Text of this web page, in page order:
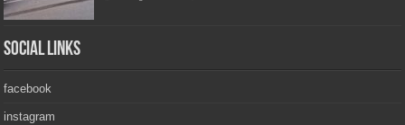
Social Links
facebook
instagram